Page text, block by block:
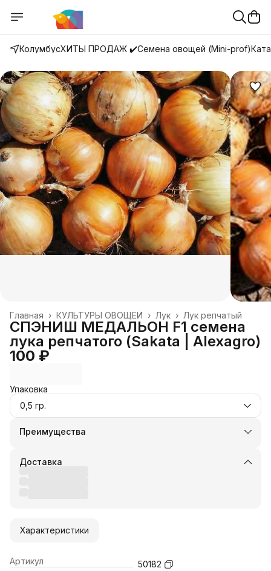
КолумбусХИТЫ ПРОДАЖ ✔️Семена овощей (Mini-prof)
Лук репчатый
Лук ›
КУЛЬТУРЫ ОВОЩЕЙ ›
Главная ›
СПЭНИШ МЕДАЛЬОН F1 семена
лука репчатого (Sakata | Alexagro)
100 ₽
Упаковка
0,5 гр.
Преимущества
Оплата частями в Сплит
Удобный возврат
Доставка
Характеристики
Артикул
50182